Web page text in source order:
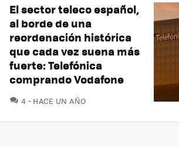
El sector teleco español,
al borde de una
reordenación histórica
que cada vez suena más
fuerte: Telefónica
comprando Vodafone
4 COMENTARIOS
HACE UN AÑO